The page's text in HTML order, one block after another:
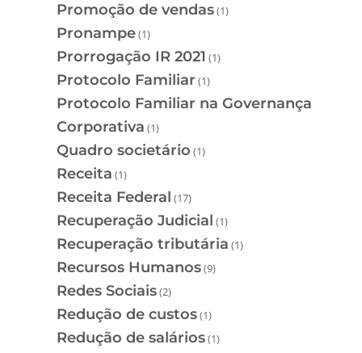
Promoção de vendas(1)
Pronampe(1)
Prorrogação IR 2021 (1)
Protocolo Familiar (1)
Protocolo Familiar na Governança
Corporativa (1)
Quadro societário (1)
Receita (1)
Receita Federal (17)
Recuperação Judicial (1)
Recuperação tributária (1)
Recursos Humanos(9)
Redes Sociais(2)
Redução de custos(1)
Redução de salários(1)